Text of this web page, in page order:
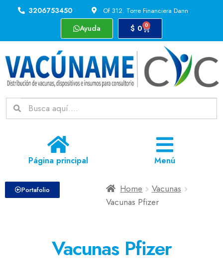
3206753450 Of 312. Torre Financiera Dann
Ayuda $ 0 0
Página principal Menú
Portafolio Home
Vacunas
Vacunas Pfizer
Vacunas Pfizer